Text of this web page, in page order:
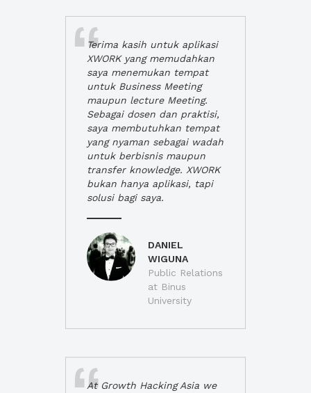
Terima kasih untuk aplikasi
XWORK yang memudahkan
saya menemukan tempat
untuk Business Meeting
maupun lecture Meeting.
Sebagai dosen dan praktisi,
saya membutuhkan tempat
yang nyaman sebagai wadah
untuk berbisnis maupun
transfer knowledge. XWORK
bukan hanya aplikasi, tapi
solusi bagi saya.
DANIEL
WIGUNA
Public Relations
at Binus
University
At Growth Hacking Asia we